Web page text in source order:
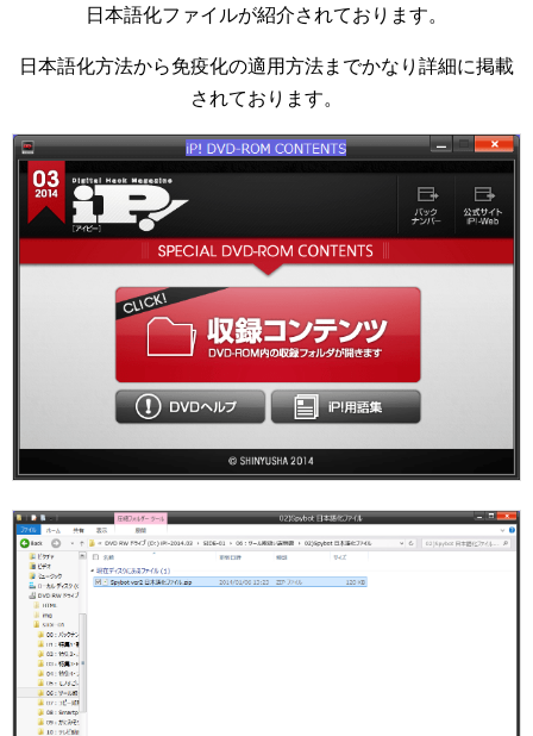
日本語化ファイルが紹介されております。
日本語化方法から免疫化の適用方法までかなり詳細に掲載
されております。